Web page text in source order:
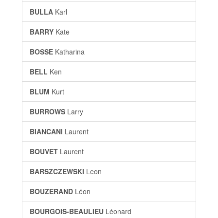
BULLA Karl
BARRY Kate
BOSSE Katharina
BELL Ken
BLUM Kurt
BURROWS Larry
BIANCANI Laurent
BOUVET Laurent
BARSZCZEWSKI Leon
BOUZERAND Léon
BOURGOIS-BEAULIEU Léonard